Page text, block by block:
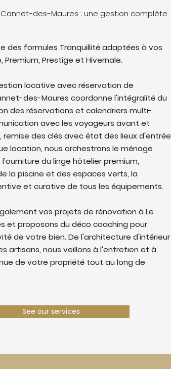
des-Maures : une gestion complète
des formules Tranquillité adaptées à vos
Premium, Prestige et Hivernale.
locative avec réservation de
des-Maures coordonne l'intégralité du
des réservations et calendriers multi-
avec les voyageurs avant et
remise des clés avec état des lieux d'entrée
location, nous orchestrons le ménage
du linge hôtelier premium,
la piscine et des espaces verts, la
et curative de tous les équipements.
vos projets de rénovation à Le
et proposons du déco coaching pour
de votre bien. De l'architecture d'intérieur
artisans, nous veillons à l'entretien et à
de votre propriété tout au long de
See our services